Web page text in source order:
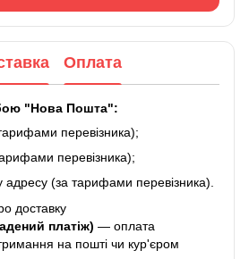
Оплата
"Нова Пошта":
перевізника);
перевізника);
адресу (за тарифами перевізника).
доставку
платіж) — оплата
на пошті чи кур'єром